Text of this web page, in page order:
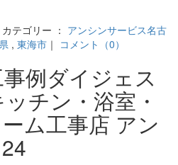
テゴリー ： アンシンサービス名古
, 東海市 ｜ コメント（0）
例ダイジェス
チン・浴室・
ム工事店 アン